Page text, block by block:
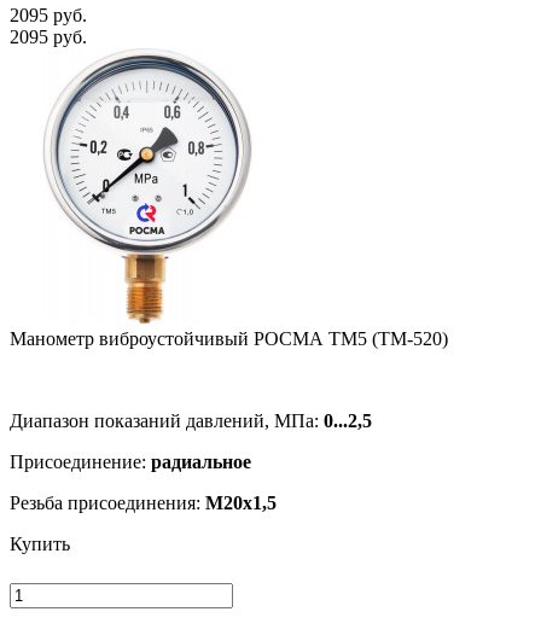
2095 руб.
2095 руб.
Манометр виб­ро­ус­той­чи­вый РОСМА ТМ5 (ТМ-520)
Диапазон показаний давлений, МПа: 0...2,5
Присоединение: радиальное
Резьба присоединения: M20x1,5
Купить